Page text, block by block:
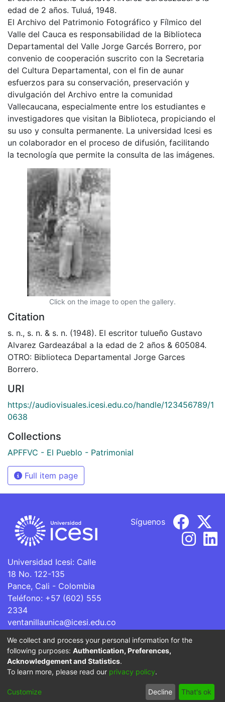
edad de 2 años. Tuluá, 1948.
El Archivo del Patrimonio Fotográfico y Fílmico del
Valle del Cauca es responsabilidad de la Biblioteca
Departamental del Valle Jorge Garcés Borrero, por
convenio de cooperación suscrito con la Secretaria
del Cultura Departamental, con el fin de aunar
esfuerzos para su conservación, preservación y
divulgación del Archivo entre la comunidad
Vallecaucana, especialmente entre los estudiantes e
investigadores que visitan la Biblioteca, propiciando el
su uso y consulta permanente. La universidad Icesi es
un colaborador en el proceso de difusión, facilitando
la tecnología que permite la consulta de las imágenes.
Click on the image to open the gallery.
Citation
s. n., s. n. & s. n. (1948). El escritor tulueño Gustavo
Alvarez Gardeazábal a la edad de 2 años & 605084.
OTRO: Biblioteca Departamental Jorge Garces
Borrero.
URI
https://audiovisuales.icesi.edu.co/handle/123456789/1
0638
Collections
APFFVC - El Pueblo - Patrimonial
Full item page
Universidad Icesi: Calle
18 No. 122-135
Pance, Cali - Colombia
Teléfono: +57 (602) 555
2334
ventanillaunica@icesi.edu.co
Síguenos
La Universidad Icesi es una Institución de Educación
Superior que se encuentra sujeta a inspección y vigilancia
por parte del Ministerio de Educación Nacional.
Cookie
End User
Agreement
Send
Feedback
We collect and process your personal information for the
following purposes: Authentication, Preferences,
Acknowledgement and Statistics.
To learn more, please read our privacy policy.
Customize Decline That's ok